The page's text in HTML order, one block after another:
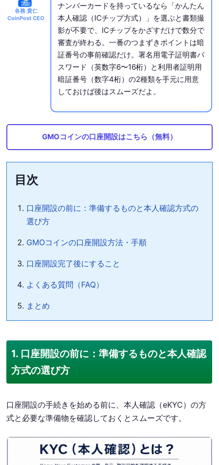
各務 貴仁
CoinPost CEO
ナンバーカードを持っているなら「かんたん
本人確認（ICチップ方式）」を選ぶと書類撮
影が不要で、ICチップをかざすだけで数分で
審査が終わる。一番のつまずきポイントは暗
証番号の事前確認だけ。署名用電子証明書パ
スワード（英数字6〜16桁）と利用者証明用
暗証番号（数字4桁）の2種類を手元に用意
しておけば後はスムーズだよ。
GMOコインの口座開設はこちら（無料）
目次
口座開設の前に：準備するものと本人確認方式の
選び方
GMOコインの口座開設方法・手順
口座開設完了後にすること
よくある質問（FAQ）
まとめ
1. 口座開設の前に：準備するものと本人確認
方式の選び方
口座開設の手続きを始める前に、本人確認（eKYC）の方
式と必要な準備物を確認しておくとスムーズです。